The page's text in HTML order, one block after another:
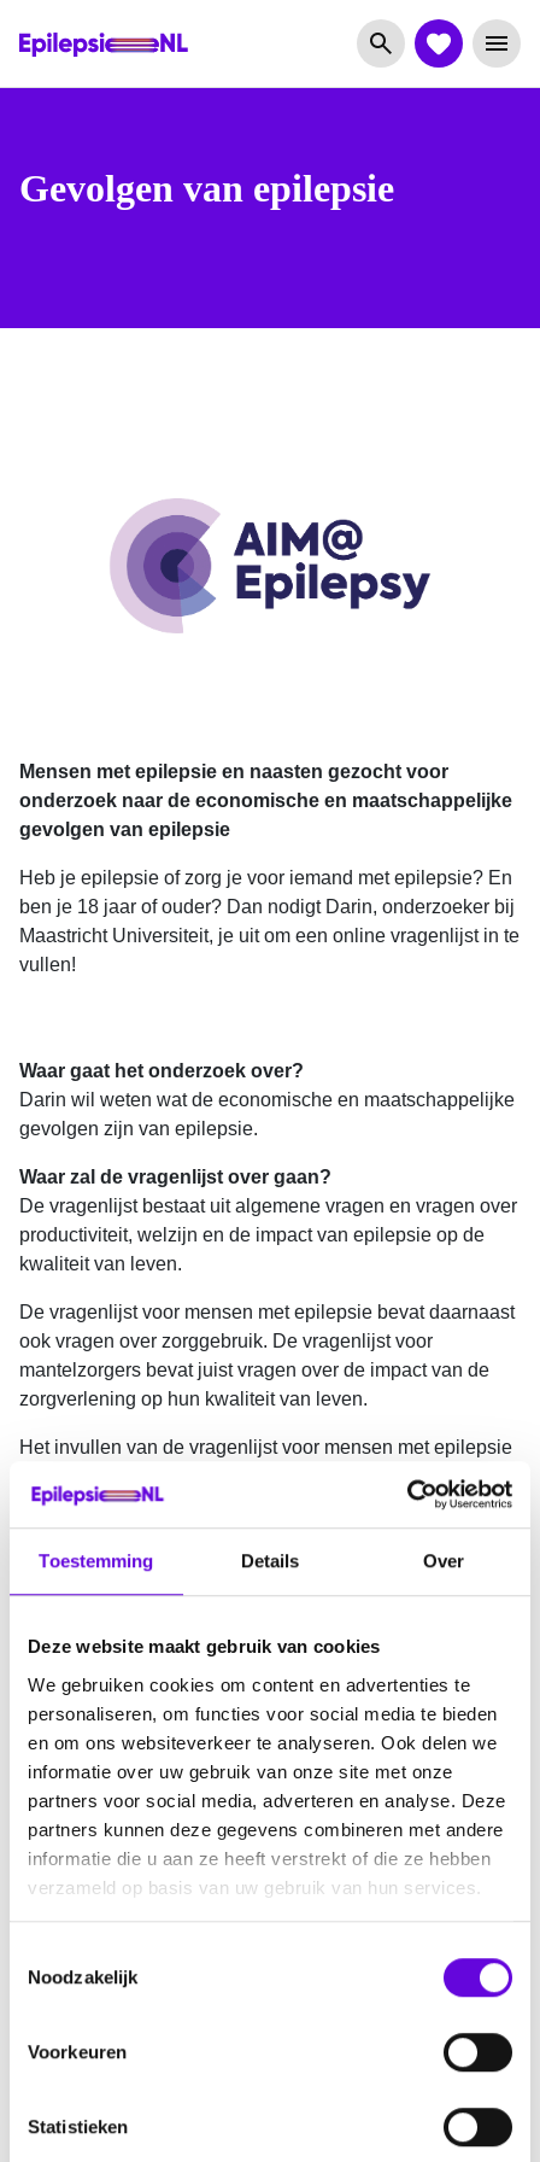
Toestemming Details Over
Deze website maakt gebruik van cookies
We gebruiken cookies om content en advertenties te
personaliseren, om functies voor social media te bieden
en om ons websiteverkeer te analyseren. Ook delen we
informatie over uw gebruik van onze site met onze
partners voor social media, adverteren en analyse. Deze
partners kunnen deze gegevens combineren met andere
informatie die u aan ze heeft verstrekt of die ze hebben
verzameld op basis van uw gebruik van hun services.
Noodzakelijk
Voorkeuren
Statistieken
Gevolgen van epilepsie
Mensen met epilepsie en naasten gezocht voor
onderzoek naar de economische en maatschappelijke
gevolgen van epilepsie
Heb je epilepsie of zorg je voor iemand met epilepsie? En
ben je 18 jaar of ouder? Dan nodigt Darin, onderzoeker bij
Maastricht Universiteit, je uit om een online vragenlijst in te
vullen!
Waar gaat het onderzoek over?
Darin wil weten wat de economische en maatschappelijke
gevolgen zijn van epilepsie.
Waar zal de vragenlijst over gaan?
De vragenlijst bestaat uit algemene vragen en vragen over
productiviteit, welzijn en de impact van epilepsie op de
kwaliteit van leven.
De vragenlijst voor mensen met epilepsie bevat daarnaast
ook vragen over zorggebruik. De vragenlijst voor
mantelzorgers bevat juist vragen over de impact van de
zorgverlening op hun kwaliteit van leven.
Het invullen van de vragenlijst voor mensen met epilepsie
duurt 20 tot 50 minuten. Het invullen van de vragenlijst
voor mantelzorgers duurt ongeveer 10 minuten.
Deelname betekent dat je in een jaar vier keer gevraagd
In principe vul je de vragenlijst online in. Wil je liever een
papierenversie? Neem dan contact op met Darin
(contactgegevens hieronder).
Looptijd onderzoek
Het onderzoek loopt van 01-10-2024 t/m 01-11-2025.
Tussen deze data kun je op elk moment meedoen aan de
studie.
Vragen of meedoen?
Link voor mensen met epilepsie:
https://maastrichtuniversity.eu.qualtrics.com/jfe/form/SV_0d
3TJMn3CrcjfXo